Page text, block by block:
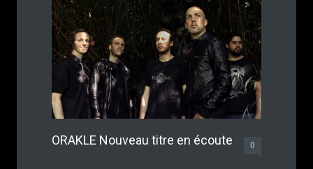
ORAKLE Nouveau titre en écoute 0